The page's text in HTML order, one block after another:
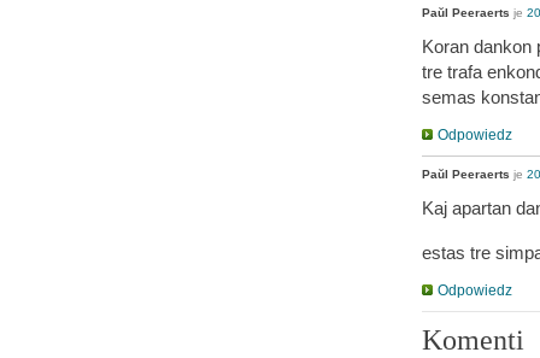
Paŭl Peeraerts je
Koran dankon
tre trafa
semas
Odpowiedz
Paŭl Peeraerts je
Kaj apartan
estas tre
Odpowiedz
Komenti